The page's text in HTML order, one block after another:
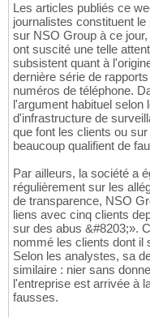
Les articles publiés ce
journalistes constituent
sur NSO Group à ce
ont suscité une telle
subsistent quant à
dernière série de
numéros de téléphone.
l'argument habituel selon
d'infrastructure de
que font les clients ou
beaucoup qualifient de
Par ailleurs, la société a
régulièrement sur les
de transparence, NSO
liens avec cinq clients
sur des abus &#8203;».
nommé les clients dont il
Selon les analystes, sa
similaire : nier sans
l'entreprise est arrivée à
fausses.